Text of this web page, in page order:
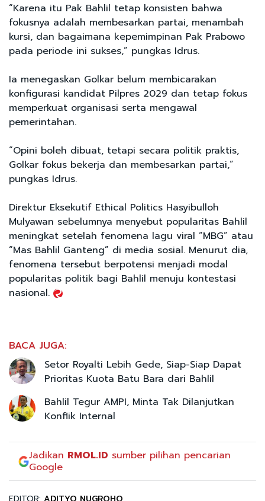
“Karena itu Pak Bahlil tetap konsisten bahwa
fokusnya adalah membesarkan partai, menambah
kursi, dan bagaimana kepemimpinan Pak Prabowo
pada periode ini sukses,” pungkas Idrus.
Ia menegaskan Golkar belum membicarakan
konfigurasi kandidat Pilpres 2029 dan tetap fokus
memperkuat organisasi serta mengawal
pemerintahan.
“Opini boleh dibuat, tetapi secara politik praktis,
Golkar fokus bekerja dan membesarkan partai,”
pungkas Idrus.
Direktur Eksekutif Ethical Politics Hasyibulloh
Mulyawan sebelumnya menyebut popularitas Bahlil
meningkat setelah fenomena lagu viral “MBG” atau
“Mas Bahlil Ganteng” di media sosial. Menurut dia,
fenomena tersebut berpotensi menjadi modal
popularitas politik bagi Bahlil menuju kontestasi
nasional.
BACA JUGA:
Setor Royalti Lebih Gede, Siap-Siap Dapat
Prioritas Kuota Batu Bara dari Bahlil
Bahlil Tegur AMPI, Minta Tak Dilanjutkan
Konflik Internal
Jadikan RMOL.ID sumber pilihan pencarian
Google